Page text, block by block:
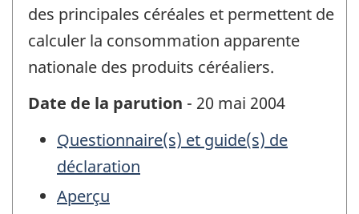
des principales céréales et permettent de
calculer la consommation apparente
nationale des produits céréaliers.
Date de la parution - 20 mai 2004
Questionnaire(s) et guide(s) de
déclaration
Aperçu